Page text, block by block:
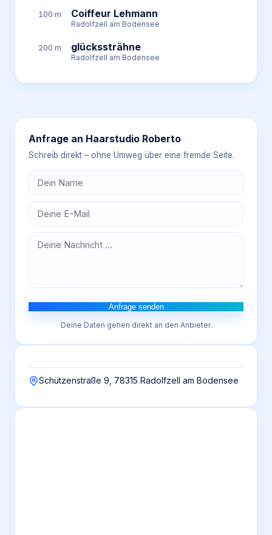
100 m Coiffeur Lehmann
Radolfzell am Bodensee
200 m glückssträhne
Radolfzell am Bodensee
Anfrage an Haarstudio Roberto
Schreib direkt – ohne Umweg über eine fremde Seite.
Anfrage senden
Deine Daten gehen direkt an den Anbieter.
Schützenstraße 9, 78315 Radolfzell am Bodensee